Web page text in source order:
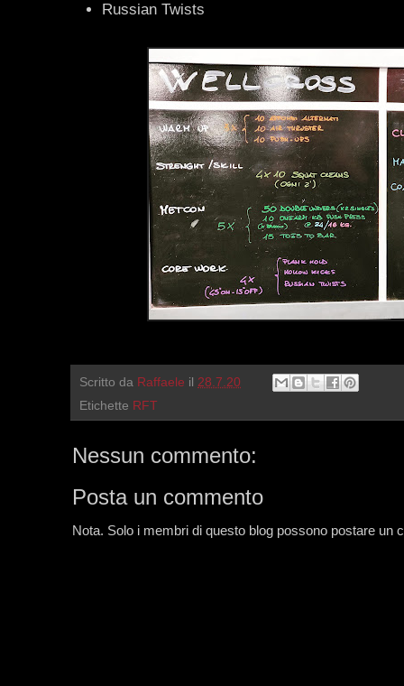
Russian Twists
Scritto da Raffaele il 28.7.20
Etichette RFT
Nessun commento:
Posta un commento
Nota. Solo i membri di questo blog possono postare un